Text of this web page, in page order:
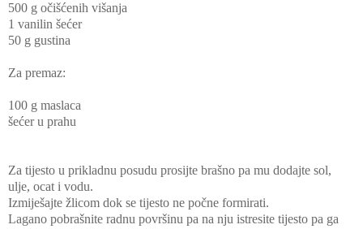
500 g očišćenih višanja
1 vanilin šećer
50 g gustina
Za premaz:
100 g maslaca
šećer u prahu
Za tijesto u prikladnu posudu prosijte brašno pa mu dodajte sol,
ulje, ocat i vodu.
Izmiješajte žlicom dok se tijesto ne počne formirati.
Lagano pobrašnite radnu površinu pa na nju istresite tijesto pa ga